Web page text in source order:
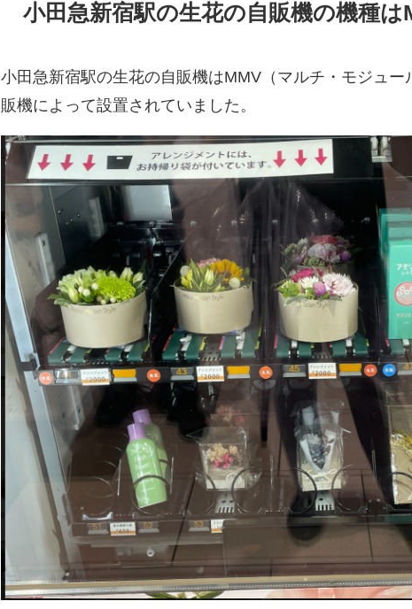
小田急新宿駅の生花の自販機の機種は
小田急新宿駅の生花の自販機はMMV（マルチ・モジュー
販機によって設置されていました。